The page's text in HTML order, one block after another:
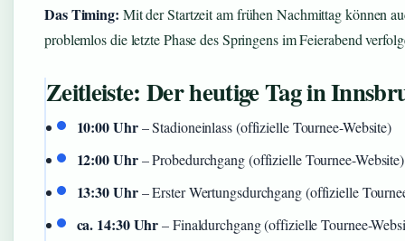
Das Timing: Mit der Startzeit am frühen Nachmittag können
problemlos die letzte Phase des Springens im Feierabend
Zeitleiste: Der heutige Tag in
10:00 Uhr– Stadioneinlass (offizielle Tournee-Website)
12:00 Uhr– Probedurchgang (offizielle Tournee-Website)
13:30 Uhr– Erster Wertungsdurchgang (offizielle
ca. 14:30 Uhr– Finaldurchgang (offizielle Tournee-